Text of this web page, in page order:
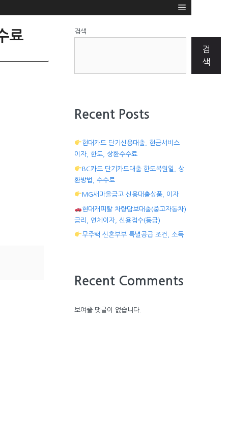
료 검색
검
색
Recent Posts
현대카드 단기신용대출, 현금서비스
이자, 한도, 상환수수료
BC카드 단기카드대출 한도복원일, 상
환방법, 수수료
MG새마을금고 신용대출상품, 이자
현대캐피탈 차량담보대출(중고자동차)
금리, 연체이자, 신용점수(등급)
무주택 신혼부부 특별공급 조건, 소득
Recent Comments
보여줄 댓글이 없습니다.